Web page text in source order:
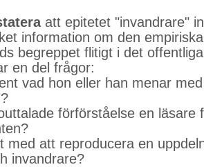
att epitetet "invandrare"
information om den
begreppet flitigt i det
en del frågor:
vad hon eller han menar
förförståelse en läsare
med att reproducera en
invandrare?